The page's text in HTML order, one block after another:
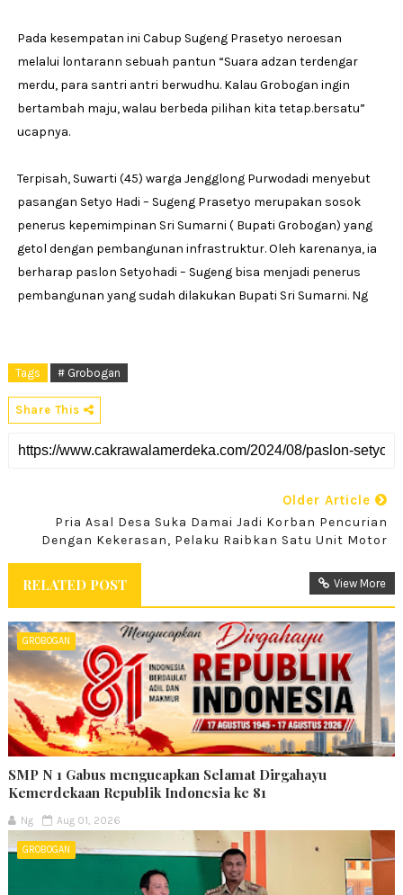
Pada kesempatan ini Cabup Sugeng Prasetyo neroesan
melalui lontarann sebuah pantun “Suara adzan terdengar
merdu, para santri antri berwudhu. Kalau Grobogan ingin
bertambah maju, walau berbeda pilihan kita tetap.bersatu”
ucapnya.
Terpisah, Suwarti (45) warga Jengglong Purwodadi menyebut
pasangan Setyo Hadi – Sugeng Prasetyo merupakan sosok
penerus kepemimpinan Sri Sumarni ( Bupati Grobogan) yang
getol dengan pembangunan infrastruktur. Oleh karenanya, ia
berharap paslon Setyohadi – Sugeng bisa menjadi penerus
pembangunan yang sudah dilakukan Bupati Sri Sumarni. Ng
Tags # Grobogan
Share This
Older Article
Pria Asal Desa Suka Damai Jadi Korban Pencurian
Dengan Kekerasan, Pelaku Raibkan Satu Unit Motor
RELATED POST View More
GROBOGAN
SMP N 1 Gabus mengucapkan Selamat Dirgahayu
Kemerdekaan Republik Indonesia ke 81
Ng Aug 01, 2026
GROBOGAN